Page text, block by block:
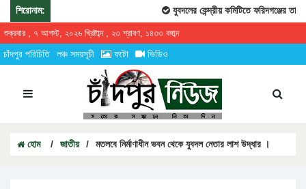
শিরোনাম: যুবদলের কেন্দ্রীয় কমিটিতে ফরিদগঞ্জের
শুক্রবার , ৭ আগস্ট, ২০২৬ খ্রিষ্টাব্দ , ২৩ শ্রাবণ, ১৪৩৩ বঙ্গাব্দ
চাঁদপুর পরিচিতি লঞ্চ সময়সূচী ফটো ভিডিও
হোম / জাতীয় / মতলবে নির্মাণাধীন ভবন থেকে যুবদল নেতার লাশ উদ্ধার ।